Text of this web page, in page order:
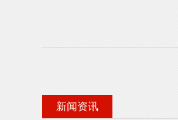
新闻资讯